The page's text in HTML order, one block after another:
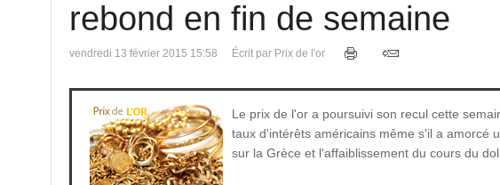
rebond en fin de semaine
vendredi 13 février 2015 15:58 Écrit par Prix de l'or
Le prix de l'or a poursuivi son recul cette
taux d'intérêts américains même s'il a amorcé
sur la Grèce et l'affaiblissement du cours du